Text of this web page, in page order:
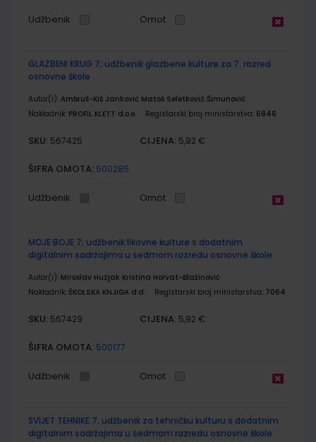
Udžbenik Omot
GLAZBENI KRUG 7; udžbenik glazbene kulture za 7. razred
osnovne škole
Autor(i): Ambruš-Kiš Janković Matoš Seletković Šimunović
Nakladnik: PROFIL KLETT d.o.o. Registarski broj ministarstva: 6846
SKU: 567425 CIJENA: 5,92 €
ŠIFRA OMOTA: 500285
Udžbenik Omot
MOJE BOJE 7; udžbenik likovne kulture s dodatnim
digitalnim sadržajima u sedmom razredu osnovne škole
Autor(i): Miroslav Huzjak Kristina Horvat-Blažinović
Nakladnik: ŠKOLSKA KNJIGA d.d. Registarski broj ministarstva: 7064
SKU: 567429 CIJENA: 5,92 €
ŠIFRA OMOTA: 500177
Udžbenik Omot
SVIJET TEHNIKE 7; udžbenik za tehničku kulturu s dodatnim
digitalnim sadržajima u sedmom razredu osnovne škole